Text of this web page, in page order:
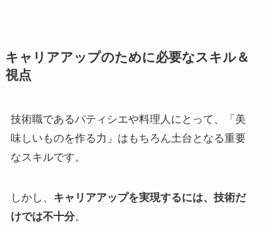
キャリアアップのために必要なスキル＆
視点
技術職であるパティシエや料理人にとって、「美
味しいものを作る力」はもちろん土台となる重要
なスキルです。
しかし、 キャリアアップを実現するには、技術だ
けでは不十分。